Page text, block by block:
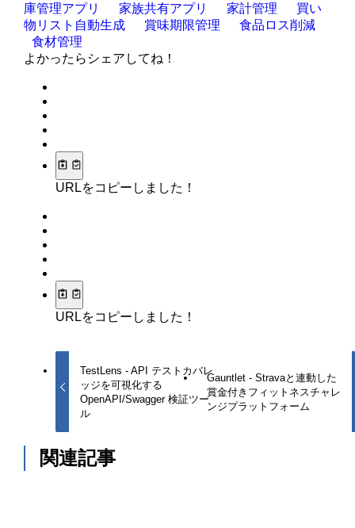
庫管理アプリ
家族共有アプリ 家計管理
買い
物リスト自動生成
賞味期限管理
食品ロス削減
食材管理
よかったらシェアしてね！
URLをコピーしました！
URLをコピーしました！
TestLens - API テストカバレ
ッジを可視化する
OpenAPI/Swagger 検証ツー
ル
Gauntlet - Stravaと連動した
賞金付きフィットネスチャレ
ンジプラットフォーム
関連記事